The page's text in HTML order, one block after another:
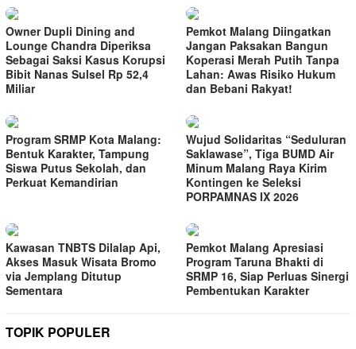
Owner Dupli Dining and
Lounge Chandra Diperiksa
Sebagai Saksi Kasus Korupsi
Bibit Nanas Sulsel Rp 52,4
Miliar
Pemkot Malang Diingatkan
Jangan Paksakan Bangun
Koperasi Merah Putih Tanpa
Lahan: Awas Risiko Hukum
dan Bebani Rakyat!
Program SRMP Kota Malang:
Bentuk Karakter, Tampung
Siswa Putus Sekolah, dan
Perkuat Kemandirian
Wujud Solidaritas “Seduluran
Saklawase”, Tiga BUMD Air
Minum Malang Raya Kirim
Kontingen ke Seleksi
PORPAMNAS IX 2026
Kawasan TNBTS Dilalap Api,
Akses Masuk Wisata Bromo
via Jemplang Ditutup
Sementara
Pemkot Malang Apresiasi
Program Taruna Bhakti di
SRMP 16, Siap Perluas Sinergi
Pembentukan Karakter
TOPIK POPULER